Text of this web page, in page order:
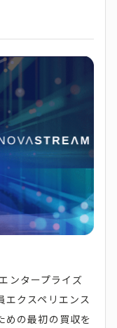
ンタープライズ
エクスペリエンス
めの最初の買収を